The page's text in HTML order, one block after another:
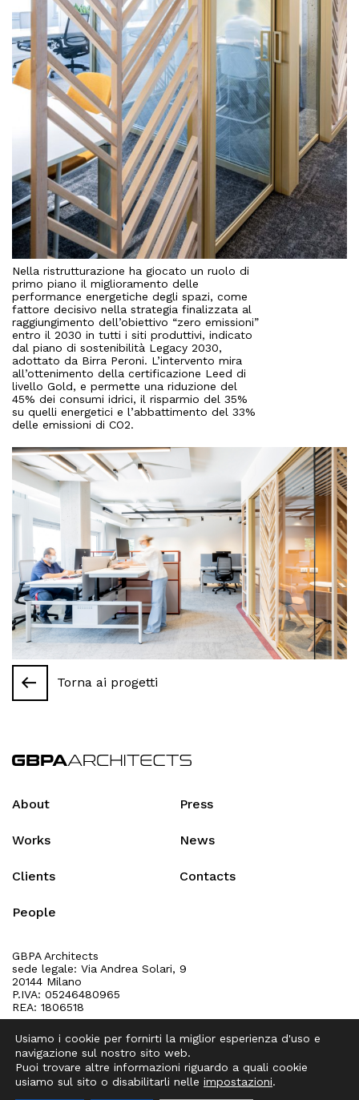
IT EN
Nella ristrutturazione ha giocato un ruolo di
primo piano il miglioramento delle
performance energetiche degli spazi, come
fattore decisivo nella strategia finalizzata al
raggiungimento dell’obiettivo “zero emissioni”
entro il 2030 in tutti i siti produttivi, indicato
dal piano di sostenibilità Legacy 2030,
adottato da Birra Peroni. L’intervento mira
all’ottenimento della certificazione Leed di
livello Gold, e permette una riduzione del
45% dei consumi idrici, il risparmio del 35%
su quelli energetici e l’abbattimento del 33%
delle emissioni di CO2.
Torna ai progetti
About
Works
Clients
People
Press
News
Contacts
GBPA Architects
sede legale: Via Andrea Solari, 9
20144 Milano
P.IVA: 05246480965
REA: 1806518
PRIVACY& COOKIE POLICY
Usiamo i cookie per fornirti la miglior esperienza d'uso e
navigazione sul nostro sito web.
Puoi trovare altre informazioni riguardo a quali cookie
usiamo sul sito o disabilitarli nelle impostazioni.